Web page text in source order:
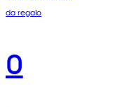
da regalo
0